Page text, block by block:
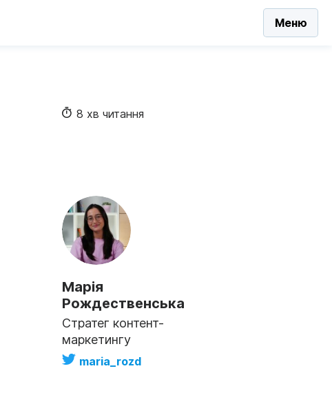
Меню
8 хв читання
Марія
Рождественська
Стратег контент-
маркетингу
maria_rozd